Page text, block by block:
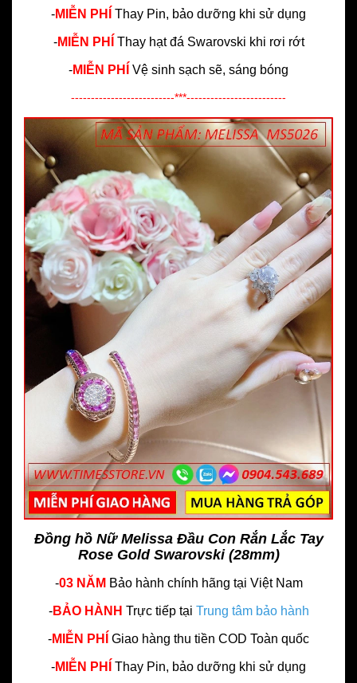
-MIỄN PHÍ Thay Pin, bảo dưỡng khi sử dụng
-MIỄN PHÍ Thay hạt đá Swarovski khi rơi rớt
-MIỄN PHÍ Vệ sinh sạch sẽ, sáng bóng
--------------------------***-------------------------
Đồng hồ Nữ Melissa Đầu Con Rắn Lắc Tay
Rose Gold Swarovski (28mm)
-03 NĂM Bảo hành chính hãng tại Việt Nam
-BẢO HÀNH Trực tiếp tại Trung tâm bảo hành
-MIỄN PHÍ Giao hàng thu tiền COD Toàn quốc
-MIỄN PHÍ Thay Pin, bảo dưỡng khi sử dụng